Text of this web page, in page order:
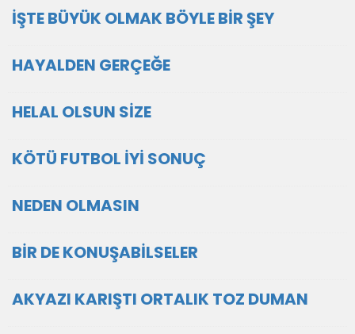
İŞTE BÜYÜK OLMAK BÖYLE BİR ŞEY
HAYALDEN GERÇEĞE
HELAL OLSUN SİZE
KÖTÜ FUTBOL İYİ SONUÇ
NEDEN OLMASIN
BİR DE KONUŞABİLSELER
AKYAZI KARIŞTI ORTALIK TOZ DUMAN